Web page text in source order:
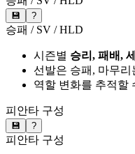
💾 ?
승패 / SV / HLD
시즌별 승리, 패배,
선발은 승패, 마무
역할 변화를 추적할
피안타 구성
💾 ?
피안타 구성